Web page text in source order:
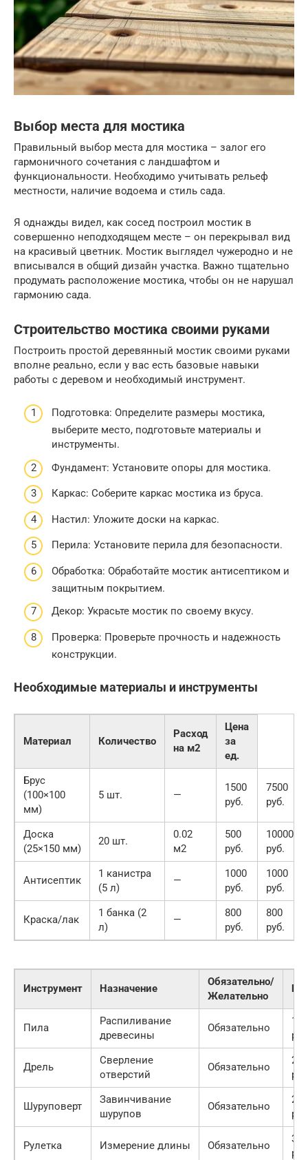
Выбор места для мостика
Правильный выбор места для мостика – залог его
гармоничного сочетания с ландшафтом и
функциональности. Необходимо учитывать рельеф
местности, наличие водоема и стиль сада.
Я однажды видел, как сосед построил мостик в
совершенно неподходящем месте – он перекрывал вид
на красивый цветник. Мостик выглядел чужеродно и не
вписывался в общий дизайн участка. Важно тщательно
продумать расположение мостика, чтобы он не нарушал
гармонию сада.
Строительство мостика своими руками
Построить простой деревянный мостик своими руками
вполне реально, если у вас есть базовые навыки
работы с деревом и необходимый инструмент.
Подготовка: Определите размеры мостика,
выберите место, подготовьте материалы и
инструменты.
Фундамент: Установите опоры для мостика.
Каркас: Соберите каркас мостика из бруса.
Настил: Уложите доски на каркас.
Перила: Установите перила для безопасности.
Обработка: Обработайте мостик антисептиком и
защитным покрытием.
Декор: Украсьте мостик по своему вкусу.
Проверка: Проверьте прочность и надежность
конструкции.
Необходимые материалы и инструменты
Материал Количество
Расход
на м2
Цена
за
ед.
Брус
(100×100
мм)
5 шт. —
1500
руб.
7500
руб.
Доска
(25×150 мм)
20 шт.
0.02
м2
500
руб.
10000
руб.
Антисептик
1 канистра
(5 л)
—
1000
руб.
1000
руб.
Краска/лак
1 банка (2
л)
—
800
руб.
800
руб.
Инструмент Назначение
Обязательно/
Желательно
Пила
Распиливание
древесины
Обязательно
Дрель
Сверление
отверстий
Обязательно
Шуруповерт
Завинчивание
шурупов
Обязательно
Рулетка Измерение длины Обязательно
300